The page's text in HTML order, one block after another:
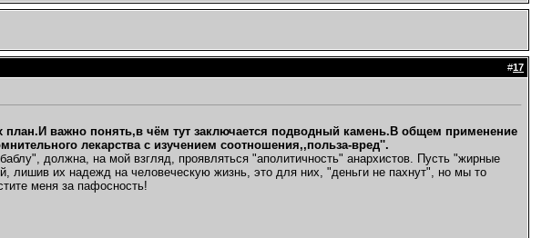
#17
план.И важно понять,в чём тут заключается подводный камень.В общем применение
лекарства с изучением соотношения,,польза-вред''.
должна, на мой взгляд, проявляться "аполитичность" анархистов. Пусть "жирные
лишив их надежд на человеческую жизнь, это для них, "деньги не пахнут", но мы то
меня за пафосность!